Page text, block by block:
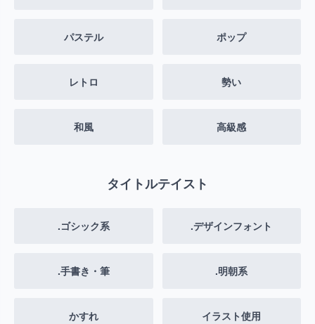
パステル ポップ
レトロ 勢い
和風 高級感
タイトルテイスト
.ゴシック系 .デザインフォント
.手書き・筆 .明朝系
かすれ イラスト使用